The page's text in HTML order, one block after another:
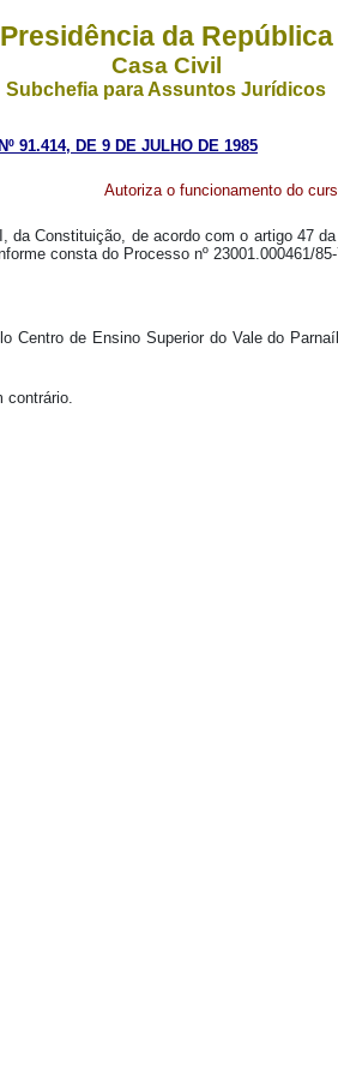
Presidência da República
Casa Civil
Subchefia para Assuntos Jurídicos
91.414, DE 9 DE JULHO DE 1985
Autoriza o funcionamento do
Constituição, de acordo com o artigo 47
consta do Processo nº 23001.000461/
de Ensino Superior do Vale do
contrário.